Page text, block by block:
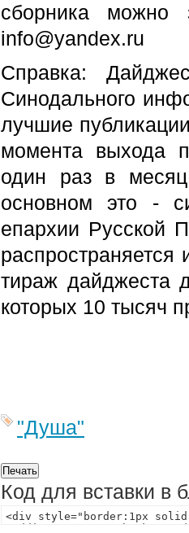
сборника можно
info@yandex.ru
Справка:
Синодального
лучшие
момента выхода
один раз в
основном это -
епархии Русской
тираж дайджеста
которых 10 тысяч
"Душа"
Код для вставки в